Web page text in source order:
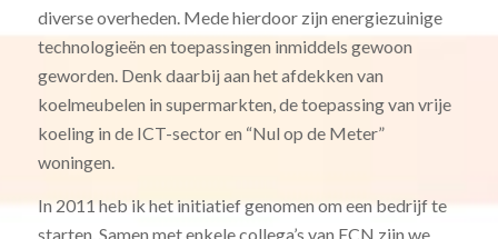
diverse overheden. Mede hierdoor zijn energiezuinige
technologieën en toepassingen inmiddels gewoon
geworden. Denk daarbij aan het afdekken van
koelmeubelen in supermarkten, de toepassing van vrije
koeling in de ICT-sector en “Nul op de Meter”
woningen.
In 2011 heb ik het initiatief genomen om een bedrijf te
starten. Samen met enkele collega’s van ECN zijn we